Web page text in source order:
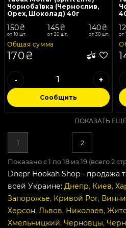
Чорнобаївка (Чернослив,
Орех, Шоколад) 40г
150₴
от 10 шт.
145₴
от 20 шт.
140₴
от 30 шт.
Общая сумма
170₴
- +
Сообщить
от
ПОКАЗАТЬ ЕЩЕ
1 2
Показано с 1 по 18 из 19 (всего 2
Dnepr Hookah Shop - продажа
всей Украине: Днепр, Киев,
Запорожье, Кривой Рог,
Херсон, Львов, Николаев,
Хмельницкий, Черновцы,